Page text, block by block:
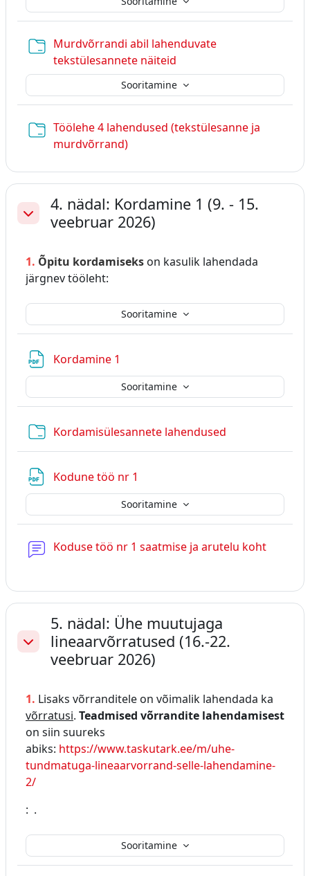
Murdvõrrandi abil lahenduvate
tekstülesannete näiteid
Sooritamine
Töölehe 4 lahendused (tekstülesanne ja
murdvõrrand)Kaust
Ahenda
4. nädal: Kordamine 1 (9. - 15.
veebruar 2026)
Sooritamine
1. Õpitu kordamiseks on kasulik lahendada
järgnev tööleht:
Kordamine 1
Sooritamine
Kordamisülesannete lahendused
Kodune töö nr 1
Sooritamine
Koduse töö nr 1 saatmise ja arutelu kohtFoorum
Ahenda
5. nädal: Ühe muutujaga
lineaarvõrratused (16.-22.
veebruar 2026)
Sooritamine
1. Lisaks võrranditele on võimalik lahendada ka
võrratusi. Teadmised võrrandite lahendamisest
on siin suureks
abiks: https://www.taskutark.ee/m/uhe-
tundmatuga-lineaarvorrand-selle-lahendamine-
2/
: .